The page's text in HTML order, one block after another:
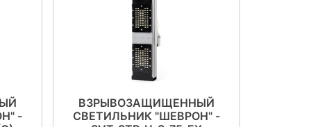
-
ВЗРЫВОЗАЩИЩЕННЫЙ
СВЕТИЛЬНИК "ШЕВРОН" -